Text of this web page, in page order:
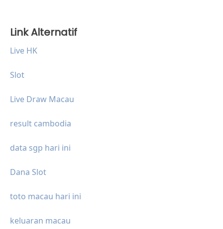
Link Alternatif
Live HK
Slot
Live Draw Macau
result cambodia
data sgp hari ini
Dana Slot
toto macau hari ini
keluaran macau